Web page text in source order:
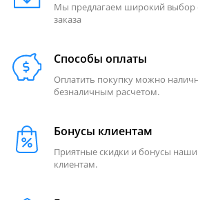
Мы предлагаем широкий выбор
заказа
Способы оплаты
Оплатить покупку можно
безналичным расчетом.
Бонусы клиентам
Приятные скидки и бонусы
клиентам.